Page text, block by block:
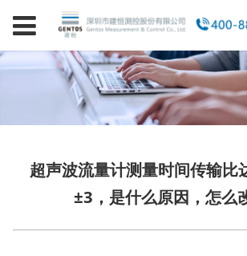
超声波流量计测量时间传输比
±3，是什么原因，怎么